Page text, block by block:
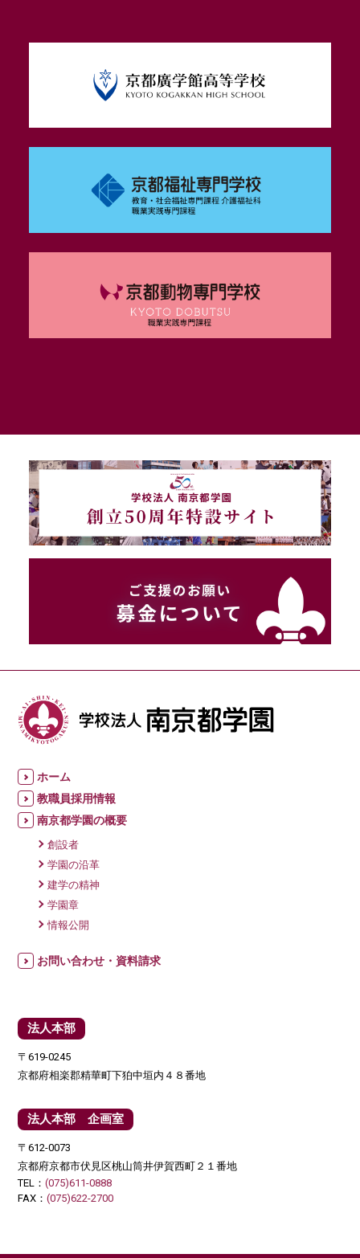
ホーム
教職員採用情報
南京都学園の概要
創設者
学園の沿革
建学の精神
学園章
情報公開
お問い合わせ・資料請求
法人本部
〒619-0245
京都府相楽郡精華町下狛中垣内４８番地
法人本部 企画室
〒612-0073
京都府京都市伏見区桃山筒井伊賀西町２１番地
TEL：(075)611-0888
FAX：(075)622-2700